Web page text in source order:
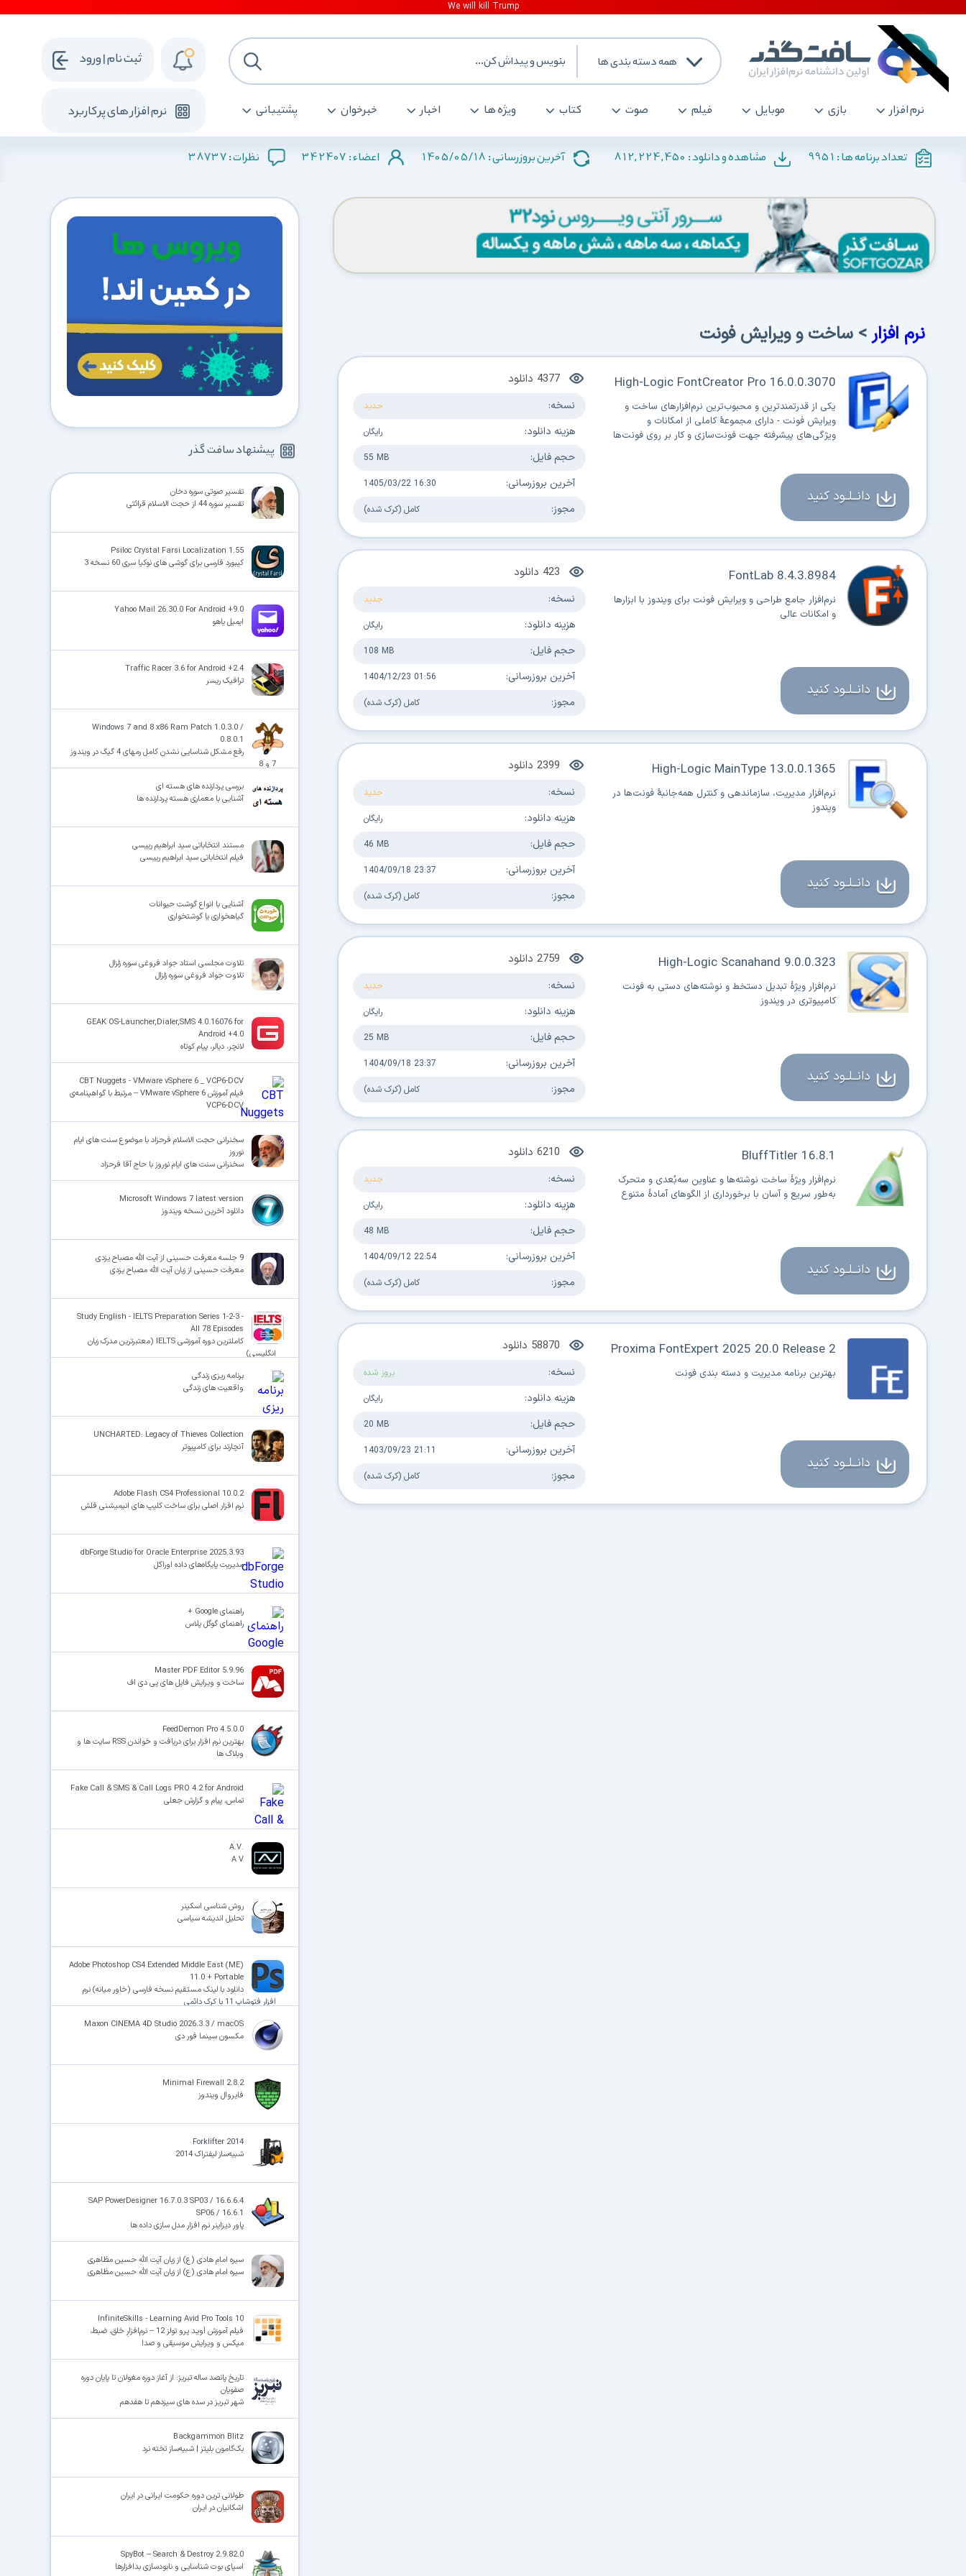
همه دسته بندی ها
نرم افزار بازی موبایل فیلم صوت کتاب ویژه ها اخبار خبرخوان پشتیبانی نرم افزار های پرکاربرد
ثبت نام | ورود
تعداد برنامه ها : 9951 مشاهده و دانلود : 812,224,450 آخرین بروزرسانی : 1405/05/18 اعضاء : 342407 نظرات :38737
نرم افزار> ساخت و ویرایش فونت
High-Logic FontCreator Pro 16.0.0.3070
یکی از قدرتمندترین و محبوب‌ترین نرم‌افزارهای ساخت و
ویرایش فونت - دارای مجموعهٔ کاملی از امکانات و
ویژگی‌های پیشرفته جهت فونت‌سازی و کار بر روی فونت‌ها
4377 دانلود
نسخه: جدید
هزینه دانلود: رایگان
حجم فایل: 55 MB
آخرین بروزرسانی: 1405/03/22 16:30
مجوز: کامل (کرک شده)
دانــلــود کنید
FontLab 8.4.3.8984
نرم‌افزار جامع طراحی و ویرایش فونت برای ویندوز با ابزارها
و امکانات عالی
423 دانلود
نسخه: جدید
هزینه دانلود: رایگان
حجم فایل: 108 MB
آخرین بروزرسانی: 1404/12/23 01:56
مجوز: کامل (کرک شده)
دانــلــود کنید
High-Logic MainType 13.0.0.1365
نرم‌افزار مدیریت، سازماندهی و کنترل همه‌جانبهٔ فونت‌ها در
ویندوز
2399 دانلود
نسخه: جدید
هزینه دانلود: رایگان
حجم فایل: 46 MB
آخرین بروزرسانی: 1404/09/18 23:37
مجوز: کامل (کرک شده)
دانــلــود کنید
High-Logic Scanahand 9.0.0.323
نرم‌افزار ویژهٔ تبدیل دستخط و نوشته‌های دستی به فونت
کامپیوتری در ویندوز
2759 دانلود
نسخه: جدید
هزینه دانلود: رایگان
حجم فایل: 25 MB
آخرین بروزرسانی: 1404/09/18 23:37
مجوز: کامل (کرک شده)
دانــلــود کنید
BluffTitler 16.8.1
نرم‌افزار ویژهٔ ساخت نوشته‌ها و عناوین سه‌بُعدی و متحرک
به‌طور سریع و آسان با برخورداری از الگوهای آمادهٔ متنوع
6210 دانلود
نسخه: جدید
هزینه دانلود: رایگان
حجم فایل: 48 MB
آخرین بروزرسانی: 1404/09/12 22:54
مجوز: کامل (کرک شده)
دانــلــود کنید
Proxima FontExpert 2025 20.0 Release 2
بهترین برنامه مدیریت و دسته بندی فونت
58870 دانلود
نسخه: بروز شده
هزینه دانلود: رایگان
حجم فایل: 20 MB
آخرین بروزرسانی: 1403/09/23 21:11
مجوز: کامل (کرک شده)
دانــلــود کنید
پیشنهاد سافت گذر
تفسیر صوتی سوره دخان
تفسیر سوره 44 از حجت الاسلام قرائتی
Psiloc Crystal Farsi Localization 1.55
کیبورد فارسی برای گوشی های نوکیا سری 60 نسخه 3
Yahoo Mail 26.30.0 For Android +9.0
ایمیل یاهو
Traffic Racer 3.6 for Android +2.4
ترافیک ریسر
Windows 7 and 8 x86 Ram Patch 1.0.3.0 /
0.8.0.1
رفع مشکل شناسایی نشدن کامل رمهای 4 گیگ در ویندوز
7 و 8
بررسی پردازنده های هسته ای
آشنایی با معماری هسته پردازنده ها
مستند انتخاباتی سید ابراهیم رییسی
فیلم انتخاباتی سید ابراهیم رییسی
آشنایی با انواع گوشت حیوانات
گیاهخواری یا گوشتخواری
تلاوت مجلسی استاد جواد فروغی سوره زلزال
تلاوت جواد فروغی سوره زلزال
GEAK OS-Launcher,Dialer,SMS 4.0.16076 for
Android +4.0
لانچر، دیالر، پیام کوتاه
CBT Nuggets - VMware vSphere 6 _ VCP6-DCV
فیلم آموزش VMware vSphere 6 – مرتبط با گواهینامه‌ی
VCP6-DCV
سخنرانی حجت الاسلام فرحزاد با موضوع سنت های ایام
نوروز
سخنرانی سنت های ایام نوروز با حاج آقا فرحزاد
Microsoft Windows 7 latest version
دانلود آخرین نسخه ویندوز
9 جلسه معرفت حسینی از آیت الله مصباح یزدی
معرفت حسینی از زبان آیت الله مصباح یزدی
Study English - IELTS Preparation Series 1-2-3 -
All 78 Episodes
کاملترین دوره آموزشی IELTS (معتبرترین مدرک زبان
انگلیسی)
برنامه ریزی زندگی
واقعیت های زندگی
UNCHARTED: Legacy of Thieves Collection
آنچارتد برای کامپیوتر
Adobe Flash CS4 Professional 10.0.2
نرم افزار اصلی برای ساخت کلیپ های انیمیشنی فلش
dbForge Studio for Oracle Enterprise 2025.3.93
مدیریت پایگاه‌های داده اوراکل
راهنمای Google +
راهنمای گوگل پلاس
Master PDF Editor 5.9.96
ساخت و ویرایش فایل های پی دی اف
FeedDemon Pro 4.5.0.0
بهترین نرم افزار برای دریافت و خواندن RSS سایت ها و
وبلاگ ها
Fake Call & SMS & Call Logs PRO 4.2 for Android
تماس، پیام و گزارش جعلی
.A.V
A V
روش شناسی اسکینر
تحلیل اندیشه سیاسی
Adobe Photoshop CS4 Extended Middle East (ME)
11.0 + Portable
دانلود با لینک مستقیم نسخه فارسی (خاور میانه) نرم
افزار فتوشاپ 11 با کرک دائمی
Maxon CINEMA 4D Studio 2026.3.3 / macOS
مکسون سینما فور دی
Minimal Firewall 2.8.2
فایروال ویندوز
Forklifter 2014
شبیه‌ساز لیفتراک 2014
SAP PowerDesigner 16.7.0.3 SP03 / 16.6.6.4
SP06 / 16.6.1
پاور دیزاینر نرم افزار مدل سازی داده ها
سیره امام هادی (ع) از زبان آیت الله حسین مظاهری
سیره امام هادی (ع) از زبان آیت الله حسین مظاهری
InfiniteSkills - Learning Avid Pro Tools 10
فیلم آموزش اَویـد پرو تولز 12 – نرم‌افزارِ خلق، ضبط،
میکس و ویرایش موسیقی و صدا
تاریخ پانصد ساله تبریز: از آغاز دوره مغولان تا پایان دوره
صفویان
شهر تبریز در سده ‏های سیزدهم تا هفدهم
Backgammon Blitz
بک‌گامون بلیتز | شبیه‌ساز تخته نرد
طولانی ترین دوره حکومت ایرانی در ایران
اشکانیان در ایران
SpyBot – Search & Destroy 2.9.82.0
اسپای بوت شناسایی و نابودسازی بدافزارها